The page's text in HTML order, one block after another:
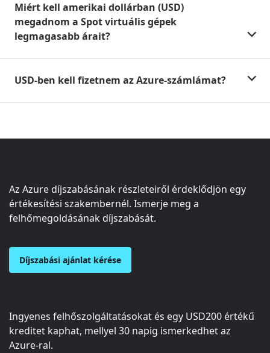
Miért kell amerikai dollárban (USD)
megadnom a Spot virtuális gépek
legmagasabb árait?
USD-ben kell fizetnem az Azure-számlámat?
Az Azure díjszabásának részleteiről érdeklődjön egy
értékesítési szakembernél. Ismerje meg a
felhőmegoldásának díjszabását.
Díjszabási ajánlat kérése
Ingyenes felhőszolgáltatásokat és egy USD200 értékű
kreditet kaphat, mellyel 30 napig ismerkedhet az
Azure-ral.